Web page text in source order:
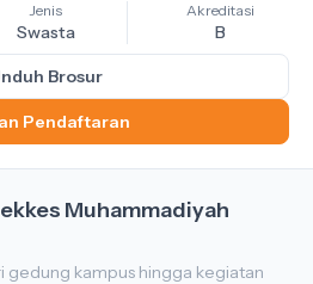
Jenis
Swasta
Akreditasi
B
Brosur
Pendaftaran
Muhammadiyah
kampus hingga kegiatan